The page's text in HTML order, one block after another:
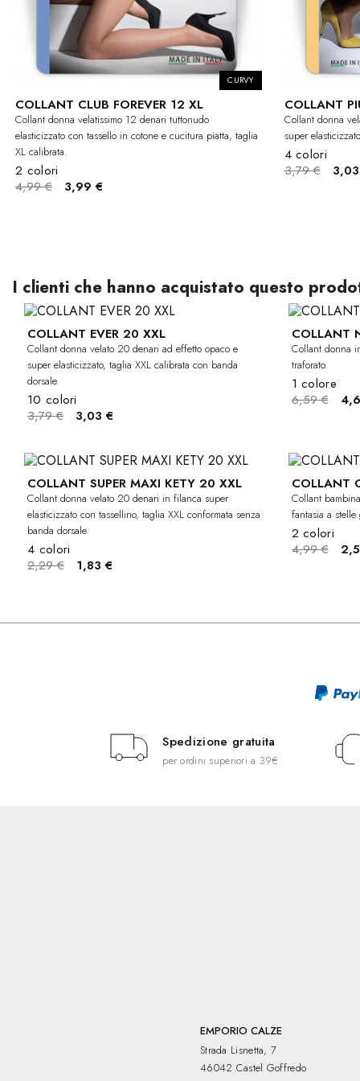
CURVY
COLLANT CLUB FOREVER 12 XL
Collant donna velatissimo 12 denari tuttonudo
elasticizzato con tassello in cotone e cucitura piatta, taglia
XL calibrata.
2 colori
4,99 €
3,99 €
COLLANT
Collant donna
super
4 colori
3,79 €
I clienti che hanno acquistato questo
CURVY
COLLANT EVER 20 XXL
Collant donna velato 20 denari ad effetto opaco e
super elasticizzato, taglia XXL calibrata con banda
dorsale.
10 colori
3,79 €
3,03 €
COLLANT
Collant donna
traforato.
1 colore
6,59 €
-20% CURVY
COLLANT SUPER MAXI KETY 20 XXL
Collant donna velato 20 denari in filanca super
elasticizzato con tassellino, taglia XXL conformata senza
banda dorsale.
4 colori
2,29 €
1,83 €
COLLANT
Collant
fantasia a
2 colori
4,99 €
Spedizione gratuita
per ordini superiori a 39€
EMPORIO CALZE
Strada Lisnetta, 7
46042 Castel Goffredo